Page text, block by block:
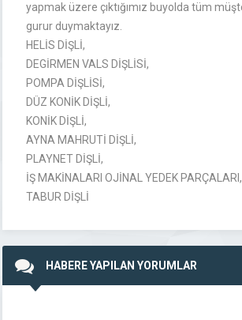
yapmak üzere çıktığımız buyolda tüm
gurur duymaktayız.
HELİS DİŞLİ,
DEGİRMEN VALS DİŞLİSİ,
POMPA DİŞLİSİ,
DÜZ KONİK DİŞLİ,
KONİK DİŞLİ,
AYNA MAHRUTİ DİŞLİ,
PLAYNET DİŞLİ,
İŞ MAKİNALARI OJİNAL YEDEK PARÇALARI,
TABUR DİŞLİ
HABERE YAPILAN YORUMLAR